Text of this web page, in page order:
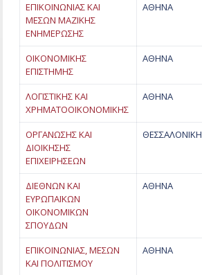
ΕΠΙΚΟΙΝΩΝΙΑΣ ΚΑΙ
ΜΕΣΩΝ ΜΑΖΙΚΗΣ
ΕΝΗΜΕΡΩΣΗΣ
ΑΘΗΝΑ
ΟΙΚΟΝΟΜΙΚΗΣ
ΕΠΙΣΤΗΜΗΣ
ΑΘΗΝΑ
ΛΟΓΙΣΤΙΚΗΣ ΚΑΙ
ΧΡΗΜΑΤΟΟΙΚΟΝΟΜΙΚΗΣ
ΑΘΗΝΑ
ΟΡΓΑΝΩΣΗΣ ΚΑΙ
ΔΙΟΙΚΗΣΗΣ
ΕΠΙΧΕΙΡΗΣΕΩΝ
ΘΕΣΣΑΛΟΝΙΚΗ
ΔΙΕΘΝΩΝ ΚΑΙ
ΕΥΡΩΠΑΪΚΩΝ
ΟΙΚΟΝΟΜΙΚΩΝ
ΣΠΟΥΔΩΝ
ΑΘΗΝΑ
ΕΠΙΚΟΙΝΩΝΙΑΣ, ΜΕΣΩΝ
ΚΑΙ ΠΟΛΙΤΙΣΜΟΥ
ΑΘΗΝΑ